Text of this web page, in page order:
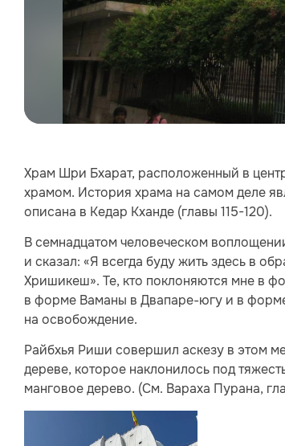
Храм Шри Бхарат, расположенный в
храмом. История храма на самом деле
описана в Кедар Кханде (главы 115-120).
В семнадцатом человеческом
и сказал: «Я всегда буду жить здесь в
Хришикеш». Те, кто поклоняются мне в
в форме Ваманы в Двапаре-югу и в
на освобождение.
Райбхья Риши совершил аскезу в этом
дереве, которое наклонилось под
манговое дерево. (См. Вараха Пурана,